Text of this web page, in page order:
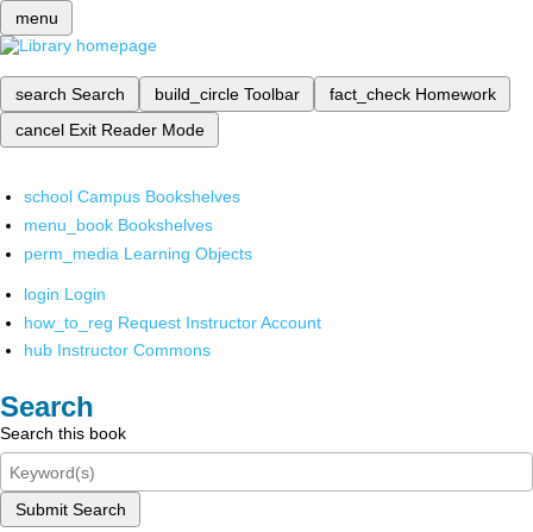
menu
search Search build_circle Toolbar fact_check Homework
cancel Exit Reader Mode
school Campus Bookshelves
menu_book Bookshelves
perm_media Learning Objects
login Login
how_to_reg Request Instructor Account
hub Instructor Commons
Search
Search this book
Submit Search